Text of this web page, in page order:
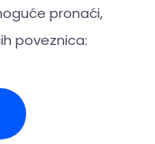
pronaći,
poveznica: